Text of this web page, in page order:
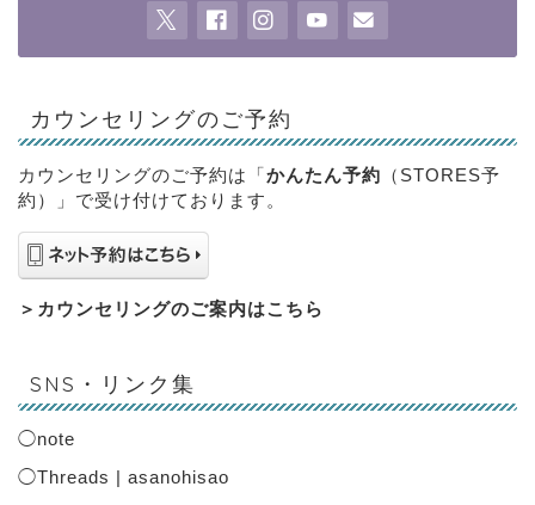
カウンセリングのご予約
カウンセリングのご予約は「かんたん予約 （STORES予
約）」で受け付けております。
＞ カウンセリングのご案内はこちら
SNS・リンク集
◯note
◯Threads | asanohisao